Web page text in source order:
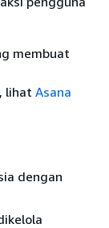
membuat
lihat Asana
dengan